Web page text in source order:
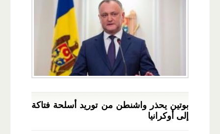
بوتين يحذر واشنطن من توريد أسلحة فتاكة
إلى أوكرانيا